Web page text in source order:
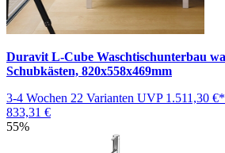
Duravit L-Cube Waschtischunterbau
Schubkästen, 820x558x469mm
3-4 Wochen 22 Varianten UVP 1.511,30 €*
833,31 €
55%